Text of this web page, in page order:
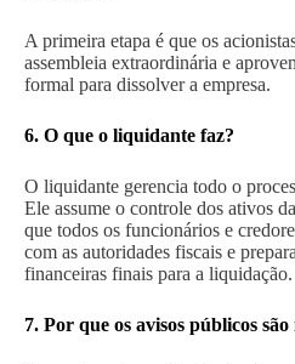
A primeira etapa é que os
assembleia extraordinária e
formal para dissolver a empresa.
6. O que o liquidante faz?
O liquidante gerencia todo o
Ele assume o controle dos ativos
que todos os funcionários e
com as autoridades fiscais e
financeiras finais para a liquidação.
7. Por que os avisos públicos são